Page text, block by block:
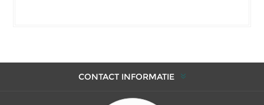
CONTACT INFORMATIE